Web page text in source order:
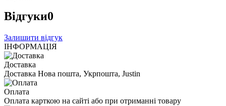
Відгуки0
Залишити відгук
ІНФОРМАЦІЯ
Доставка
Доставка Нова пошта, Укрпошта, Justin
Оплата
Оплата карткою на сайті або при отриманні товару